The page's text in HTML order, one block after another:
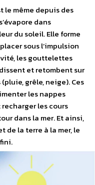
le même depuis des
dans
du soleil. Elle forme
sous l’impulsion
les gouttelettes
et retombent sur
grêle, neige). Ces
les nappes
les cours
dans la mer. Et ainsi,
de la terre à la mer, le